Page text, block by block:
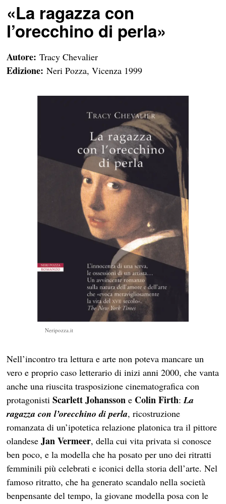
«La ragazza con
l’orecchino di perla»
Autore: Tracy Chevalier
Edizione: Neri Pozza, Vicenza 1999
Neripozza.it
Nell’incontro tra lettura e arte non poteva mancare un
vero e proprio caso letterario di inizi anni 2000, che vanta
anche una riuscita trasposizione cinematografica con
protagonistiScarlett Johansson e Colin Firth: La
ragazza con l’orecchino di perla, ricostruzione
romanzata di un’ipotetica relazione platonica tra il pittore
olandeseJan Vermeer, della cui vita privata si conosce
ben poco, e la modella che ha posato per uno dei ritratti
femminili più celebrati e iconici della storia dell’arte. Nel
famoso ritratto, che ha generato scandalo nella società
benpensante del tempo, la giovane modella posa con le